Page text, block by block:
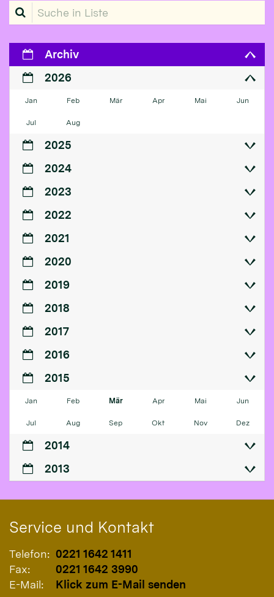
Suche in Liste
Archiv
2026
Jan Feb Mär Apr Mai Jun
Jul Aug
2025
2024
2023
2022
2021
2020
2019
2018
2017
2016
2015
Jan Feb Mär Apr Mai Jun
Jul Aug Sep Okt Nov Dez
2014
2013
Service und Kontakt
Telefon: 0221 1642 1411
Fax:
0221 1642 3990
E-Mail:
Klick zum E-Mail senden